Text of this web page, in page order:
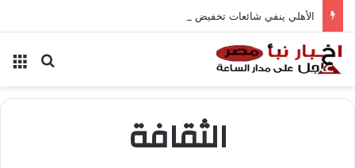
الأهلي ينفي شائعات تخفيض عقود زيزو والشناوي
بحث
الثقافة